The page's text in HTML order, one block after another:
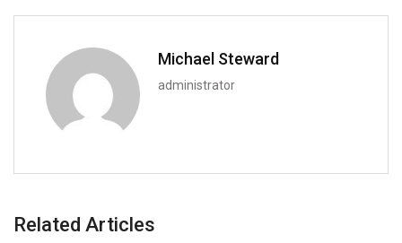
Michael Steward
administrator
Related Articles